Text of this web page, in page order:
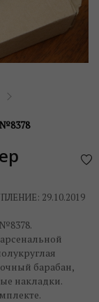
29.10.2019
барабан,
накладки.